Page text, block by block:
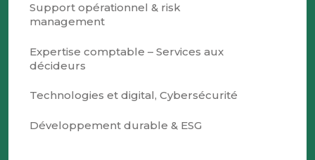
Support opérationnel & risk
management
Expertise comptable – Services aux
décideurs
Technologies et digital, Cybersécurité
Développement durable & ESG